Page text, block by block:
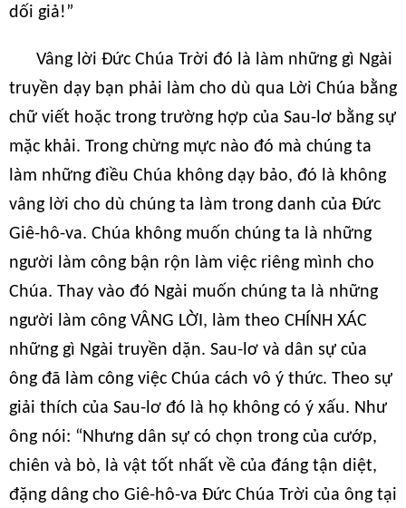
dối giả!”
Vâng lời Đức Chúa Trời đó là làm những gì Ngài
truyền dạy bạn phải làm cho dù qua Lời Chúa bằng
chữ viết hoặc trong trường hợp của Sau-lơ bằng sự
mặc khải. Trong chừng mực nào đó mà chúng ta
làm những điều Chúa không dạy bảo, đó là không
vâng lời cho dù chúng ta làm trong danh của Đức
Giê-hô-va. Chúa không muốn chúng ta là những
người làm công bận rộn làm việc riêng mình cho
Chúa. Thay vào đó Ngài muốn chúng ta là những
người làm công VÂNG LỜI, làm theo CHÍNH XÁC
những gì Ngài truyền dặn. Sau-lơ và dân sự của
ông đã làm công việc Chúa cách vô ý thức. Theo sự
giải thích của Sau-lơ đó là họ không có ý xấu. Như
ông nói: “Nhưng dân sự có chọn trong của cướp,
chiên và bò, là vật tốt nhất về của đáng tận diệt,
đặng dâng cho Giê-hô-va Đức Chúa Trời của ông tại